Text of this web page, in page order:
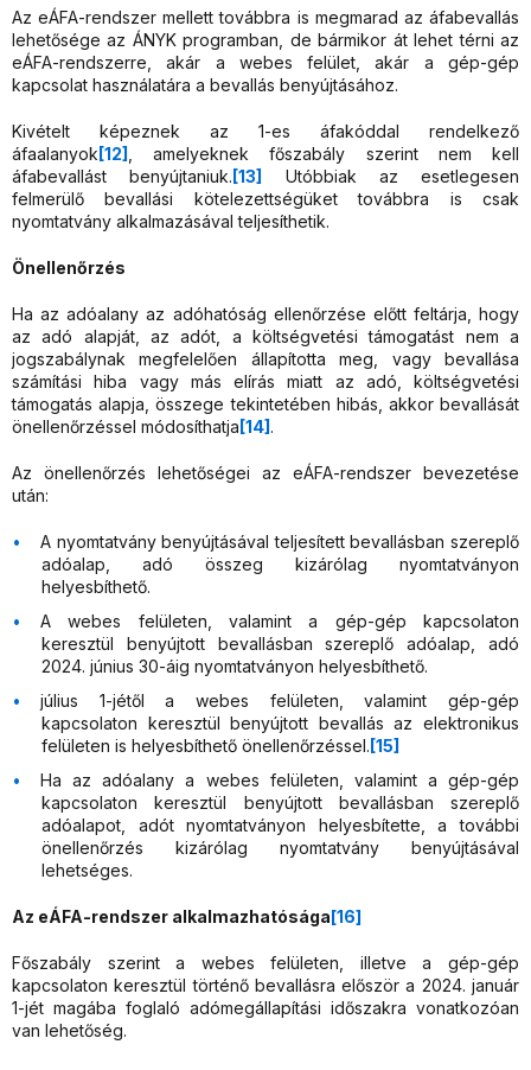
Az eÁFA-rendszer mellett továbbra is megmarad az áfabevallás
lehetősége az ÁNYK programban, de bármikor át lehet térni az
eÁFA-rendszerre, akár a webes felület, akár a gép-gép
kapcsolat használatára a bevallás benyújtásához.
Kivételt képeznek az 1-es áfakóddal rendelkező
áfaalanyok [12]
, amelyeknek főszabály szerint nem kell
áfabevallást benyújtaniuk. [13]
Utóbbiak az esetlegesen
felmerülő bevallási kötelezettségüket továbbra is csak
nyomtatvány alkalmazásával teljesíthetik.
Önellenőrzés
Ha az adóalany az adóhatóság ellenőrzése előtt feltárja, hogy
az adó alapját, az adót, a költségvetési támogatást nem a
jogszabálynak megfelelően állapította meg, vagy bevallása
számítási hiba vagy más elírás miatt az adó, költségvetési
támogatás alapja, összege tekintetében hibás, akkor bevallását
önellenőrzéssel módosíthatja [14] .
Az önellenőrzés lehetőségei az eÁFA-rendszer bevezetése
után:
A nyomtatvány benyújtásával teljesített bevallásban szereplő
adóalap, adó összeg kizárólag nyomtatványon
helyesbíthető.
A webes felületen, valamint a gép-gép kapcsolaton
keresztül benyújtott bevallásban szereplő adóalap, adó
2024. június 30-áig nyomtatványon helyesbíthető.
július 1-jétől a webes felületen, valamint gép-gép
kapcsolaton keresztül benyújtott bevallás az elektronikus
felületen is helyesbíthető önellenőrzéssel. [15]
Ha az adóalany a webes felületen, valamint a gép-gép
kapcsolaton keresztül benyújtott bevallásban szereplő
adóalapot, adót nyomtatványon helyesbítette, a további
önellenőrzés kizárólag nyomtatvány benyújtásával
lehetséges.
Az eÁFA-rendszer alkalmazhatósága[16]
Főszabály szerint a webes felületen, illetve a gép-gép
kapcsolaton keresztül történő bevallásra először a 2024. január
1-jét magába foglaló adómegállapítási időszakra vonatkozóan
van lehetőség.